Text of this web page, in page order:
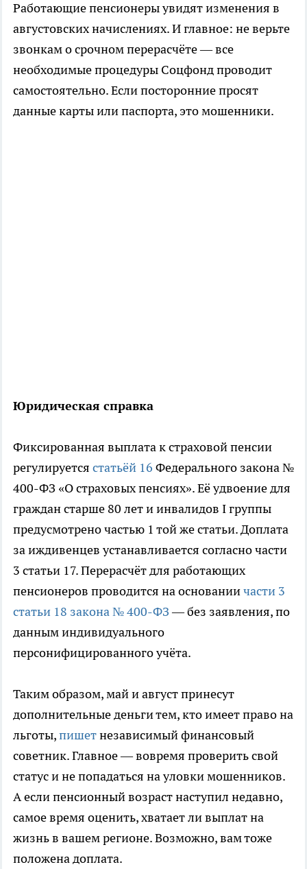
Работающие пенсионеры увидят изменения в
августовских начислениях. И главное: не верьте
звонкам о срочном перерасчёте — все
необходимые процедуры Соцфонд проводит
самостоятельно. Если посторонние просят
данные карты или паспорта, это мошенники.
Юридическая справка
Фиксированная выплата к страховой пенсии
регулируется статьёй 16 Федерального закона №
400-ФЗ «О страховых пенсиях». Её удвоение для
граждан старше 80 лет и инвалидов I группы
предусмотрено частью 1 той же статьи. Доплата
за иждивенцев устанавливается согласно части
3 статьи 17. Перерасчёт для работающих
пенсионеров проводится на основаниичасти 3
статьи 18 закона № 400-ФЗ— без заявления, по
данным индивидуального
персонифицированного учёта.
Таким образом, май и август принесут
дополнительные деньги тем, кто имеет право на
льготы,пишетнезависимый финансовый
советник. Главное — вовремя проверить свой
статус и не попадаться на уловки мошенников.
А если пенсионный возраст наступил недавно,
самое время оценить, хватает ли выплат на
жизнь в вашем регионе. Возможно, вам тоже
положена доплата.